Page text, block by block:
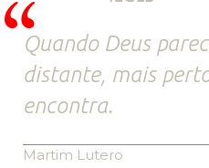
Quando Deus
distante, mais
encontra.
Martim Lutero